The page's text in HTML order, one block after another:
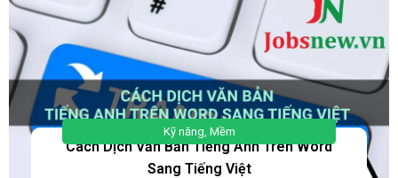
Kỹ năng Mềm
Cách Dịch Văn Bản Tiếng Anh Trên Word
Sang Tiếng Việt